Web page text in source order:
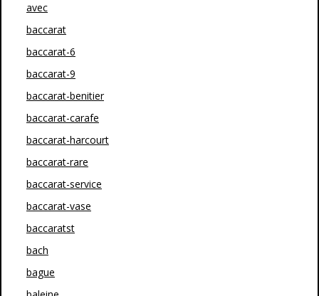
avec
baccarat
baccarat-6
baccarat-9
baccarat-benitier
baccarat-carafe
baccarat-harcourt
baccarat-rare
baccarat-service
baccarat-vase
baccaratst
bach
bague